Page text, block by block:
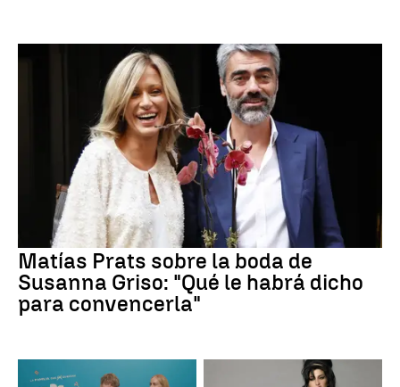
Matías Prats sobre la boda de
Susanna Griso: "Qué le habrá dicho
para convencerla"